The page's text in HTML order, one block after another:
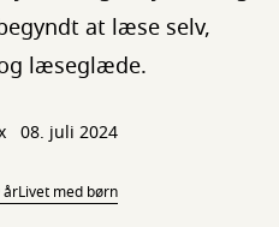
at læse selv,
læseglæde.
08. juli 2024
årLivet med børn